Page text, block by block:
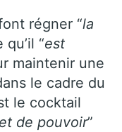
régner “la
“est
maintenir une
le cadre du
le cocktail
de pouvoir”